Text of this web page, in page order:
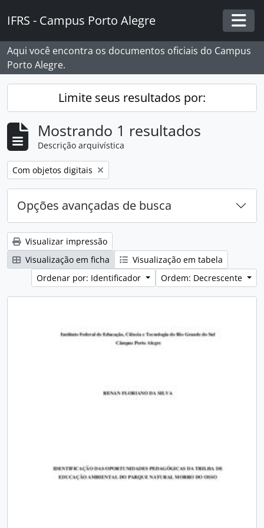
IFRS - Campus Porto Alegre
Aqui você encontra os documentos oficiais do Campus
Porto Alegre.
Limite seus resultados por:
Mostrando 1 resultados
Descrição arquivística
Remover filtro:
Com objetos digitais
Opções avançadas de busca
Visualizar impressão
Visualização em ficha
Visualização em tabela
Ordenar por: Identificador
Ordem: Decrescente